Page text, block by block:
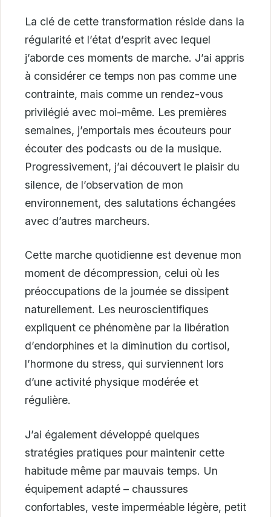
La clé de cette transformation réside dans la
régularité et l’état d’esprit avec lequel
j’aborde ces moments de marche. J’ai appris
à considérer ce temps non pas comme une
contrainte, mais comme un rendez-vous
privilégié avec moi-même. Les premières
semaines, j’emportais mes écouteurs pour
écouter des podcasts ou de la musique.
Progressivement, j’ai découvert le plaisir du
silence, de l’observation de mon
environnement, des salutations échangées
avec d’autres marcheurs.
Cette marche quotidienne est devenue mon
moment de décompression, celui où les
préoccupations de la journée se dissipent
naturellement. Les neuroscientifiques
expliquent ce phénomène par la libération
d’endorphines et la diminution du cortisol,
l’hormone du stress, qui surviennent lors
d’une activité physique modérée et
régulière.
J’ai également développé quelques
stratégies pratiques pour maintenir cette
habitude même par mauvais temps. Un
équipement adapté – chaussures
confortables, veste imperméable légère, petit